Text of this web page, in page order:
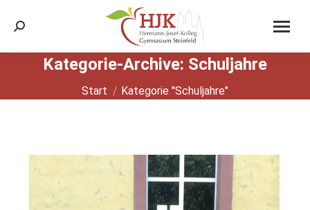
Search:
Kategorie-Archive: Schuljahre
Sie befinden sich hier:
Start Kategorie "Schuljahre"